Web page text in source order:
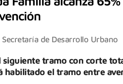
Secretaría de Desarrollo Urbano
siguiente tramo con corte
habilitado el tramo entre